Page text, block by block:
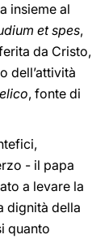
insieme al
et spes,
da Cristo,
dell’attività
, fonte di
- il papa
a levare la
dignità della
quanto